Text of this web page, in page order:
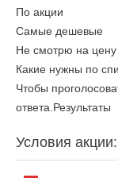
По акции
Самые дешевые
Не смотрю на цену
Какие нужны по
Чтобы
ответа. Результаты
Условия акции: